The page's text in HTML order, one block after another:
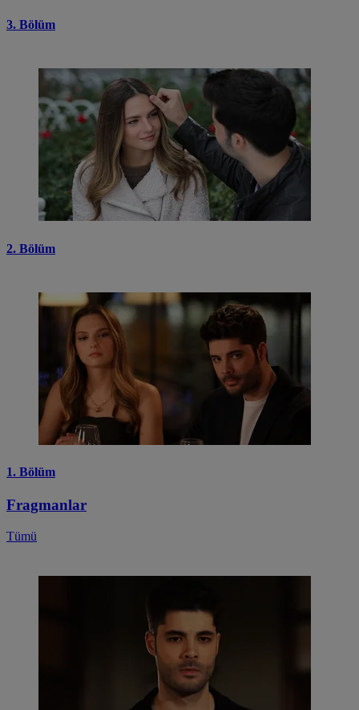
3. Bölüm
2. Bölüm
1. Bölüm
Fragmanlar
Tümü